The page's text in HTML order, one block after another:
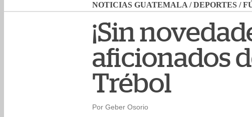
NOTICIAS GUATEMALA /DEPORTES /
¡Sin
aficionados
Trébol
Por Geber Osorio